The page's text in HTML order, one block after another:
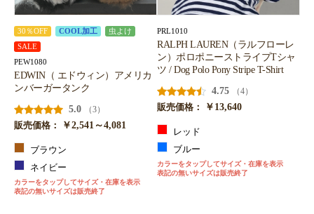
30％OFF COOL加工
虫よけ
SALE
PEW1080
EDWIN（ エドウィン）アメリカ
ンバーガータンク
5.0
（3）
販売価格：
￥2,541～4,081
ブラウン
ネイビー
カラーをタップしてサイズ・在庫を表示
表記の無いサイズは販売終了
PRL1010
RALPH LAUREN（ラルフローレ
ン）ポロポニーストライプTシャ
ツ / Dog Polo Pony Stripe T-Shirt
4.75
（4）
販売価格：
￥13,640
レッド
ブルー
カラーをタップしてサイズ・在庫を表示
表記の無いサイズは販売終了